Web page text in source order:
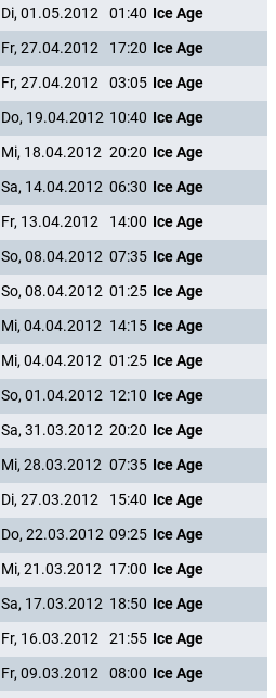
Di, 01.05.2012 01:40 Ice Age
Fr, 27.04.2012 17:20 Ice Age
Fr, 27.04.2012 03:05 Ice Age
Do, 19.04.2012 10:40 Ice Age
Mi, 18.04.2012 20:20 Ice Age
Sa, 14.04.2012 06:30 Ice Age
Fr, 13.04.2012 14:00 Ice Age
So, 08.04.2012 07:35 Ice Age
So, 08.04.2012 01:25 Ice Age
Mi, 04.04.2012 14:15 Ice Age
Mi, 04.04.2012 01:25 Ice Age
So, 01.04.2012 12:10 Ice Age
Sa, 31.03.2012 20:20 Ice Age
Mi, 28.03.2012 07:35 Ice Age
Di, 27.03.2012 15:40 Ice Age
Do, 22.03.2012 09:25 Ice Age
Mi, 21.03.2012 17:00 Ice Age
Sa, 17.03.2012 18:50 Ice Age
Fr, 16.03.2012 21:55 Ice Age
Fr, 09.03.2012 08:00 Ice Age